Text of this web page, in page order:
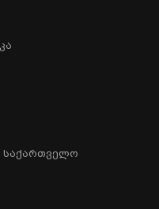
Საქართველო